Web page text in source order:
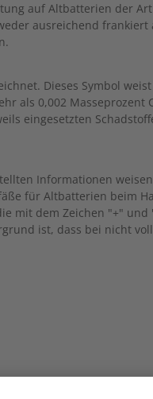
auf Altbatterien der
ausreichend
Dieses Symbol
als 0,002
eingesetzten
Informationen
für Altbatterien beim
mit dem Zeichen "+"
ist, dass bei nicht